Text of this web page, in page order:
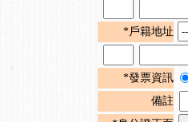
*戶籍地址
*發票資訊
備註